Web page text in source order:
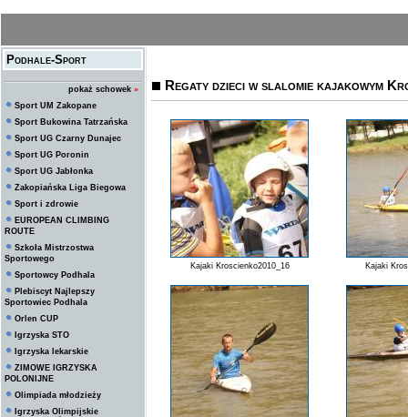
Podhale-Sport
pokaż schowek »
Sport UM Zakopane
Sport Bukowina Tatrzańska
Sport UG Czarny Dunajec
Sport UG Poronin
Sport UG Jabłonka
Zakopiańska Liga Biegowa
Sport i zdrowie
EUROPEAN CLIMBING
ROUTE
Szkoła Mistrzostwa
Sportowego
Sportowcy Podhala
Plebiscyt Najlepszy
Sportowiec Podhala
Orlen CUP
Igrzyska STO
Igrzyska lekarskie
ZIMOWE IGRZYSKA
POLONIJNE
Olimpiada młodzieży
Igrzyska Olimpijskie
Regaty dzieci w slalomie kajakowym
Kajaki Kroscienko2010_16 Kajaki